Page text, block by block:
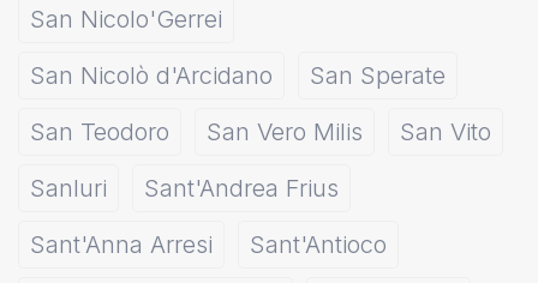
San Nicolo'Gerrei
San Nicolò d'Arcidano
San Sperate
San Teodoro
San Vero Milis
San Vito
Sanluri
Sant'Andrea Frius
Sant'Anna Arresi
Sant'Antioco